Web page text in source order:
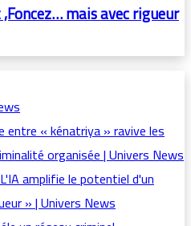
mais avec rigueur